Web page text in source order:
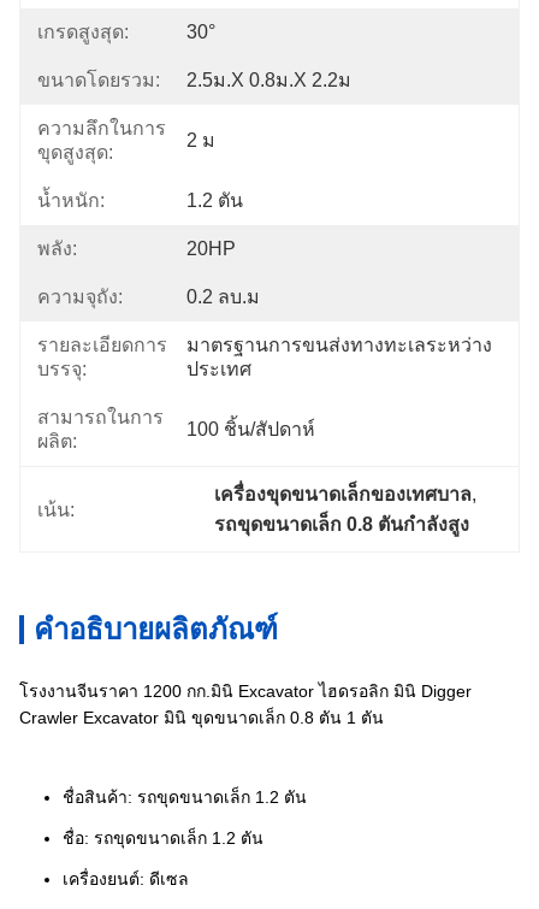
เกรดสูงสุด: 30°
ขนาดโดยรวม: 2.5ม.X 0.8ม.X 2.2ม
ความลึกในการ
ขุดสูงสุด:
2 ม
น้ำหนัก: 1.2 ตัน
พลัง: 20HP
ความจุถัง: 0.2 ลบ.ม
รายละเอียดการ
บรรจุ:
มาตรฐานการขนส่งทางทะเลระหว่าง
ประเทศ
สามารถในการ
ผลิต:
100 ชิ้น/สัปดาห์
เน้น:
เครื่องขุดขนาดเล็กของเทศบาล,
รถขุดขนาดเล็ก 0.8 ตันกำลังสูง
คำอธิบายผลิตภัณฑ์
โรงงานจีนราคา 1200 กก.มินิ Excavator ไฮดรอลิก มินิ Digger
Crawler Excavator มินิ ขุดขนาดเล็ก 0.8 ตัน 1 ตัน
ชื่อสินค้า: รถขุดขนาดเล็ก 1.2 ตัน
ชื่อ: รถขุดขนาดเล็ก 1.2 ตัน
เครื่องยนต์: ดีเซล